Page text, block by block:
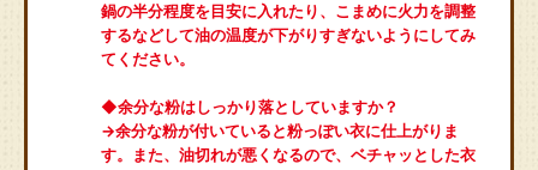
鍋の半分程度を目安に入れたり、こまめに火力を調整
するなどして油の温度が下がりすぎないようにしてみ
てください。
◆余分な粉はしっかり落としていますか？
→余分な粉が付いていると粉っぽい衣に仕上がりま
す。また、油切れが悪くなるので、ベチャッとした衣